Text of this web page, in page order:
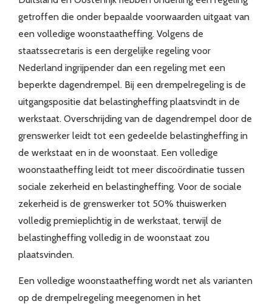
getroffen die onder bepaalde voorwaarden uitgaat van
een volledige woonstaatheffing. Volgens de
staatssecretaris is een dergelijke regeling voor
Nederland ingrijpender dan een regeling met een
beperkte dagendrempel. Bij een drempelregeling is de
uitgangspositie dat belastingheffing plaatsvindt in de
werkstaat. Overschrijding van de dagendrempel door de
grenswerker leidt tot een gedeelde belastingheffing in
de werkstaat en in de woonstaat. Een volledige
woonstaatheffing leidt tot meer discoördinatie tussen
sociale zekerheid en belastingheffing. Voor de sociale
zekerheid is de grenswerker tot 50% thuiswerken
volledig premieplichtig in de werkstaat, terwijl de
belastingheffing volledig in de woonstaat zou
plaatsvinden.
Een volledige woonstaatheffing wordt net als varianten
op de drempelregeling meegenomen in het